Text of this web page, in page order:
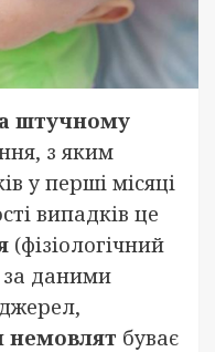
штучному
з яким
у перші місяці
випадків це
(фізіологічний
за даними
немовлят буває